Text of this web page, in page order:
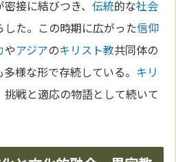
密接に結びつき、伝統的な社会
した。この時期に広がった信仰
やアジアのキリスト教共同体の
様な形で存続している。 キリ
挑戦と適応の物語として続いて